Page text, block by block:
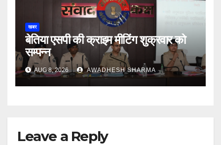
खबर
बेतिया एसपी की क्राइम मीटिंग शुक्रवार को
सम्पन्न
AUG 8, 2026 AWADHESH SHARMA
Leave a Reply